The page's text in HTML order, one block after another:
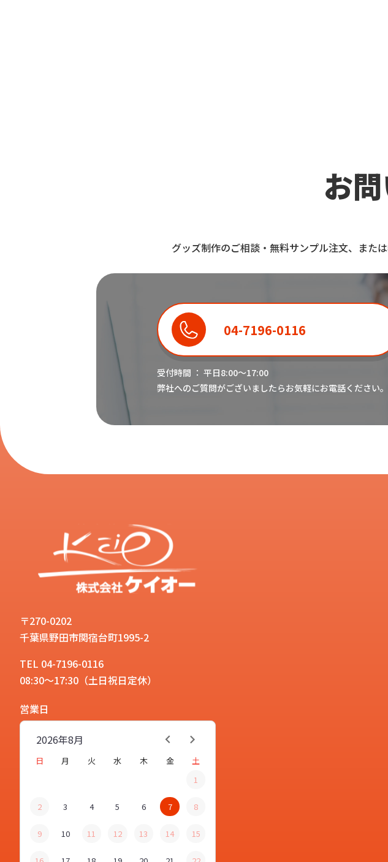
お
グッズ制作のご相談・無料サンプル注文、また
04-7196-0116
受付時間 ： 平日8:00〜17:00
弊社へのご質問がございましたらお気軽にお電話ください。
〒270-0202
千葉県野田市関宿台町1995-2
TEL 04-7196-0116
08:30～17:30（土日祝日定休）
営業日
8月
2026年
日 月 火 水 木 金
土
1
2 3 4 5 6 7 8
9 10 11 12 13 14 15